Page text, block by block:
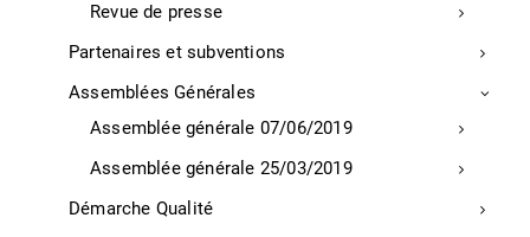
Revue de presse
Partenaires et subventions
Assemblées Générales
Assemblée générale 07/06/2019
Assemblée générale 25/03/2019
Démarche Qualité
Où nous trouver ?
ACTE
Etude Pivadis